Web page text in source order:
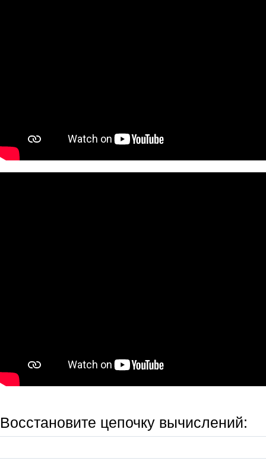
Восстановите цепочку вычислений: